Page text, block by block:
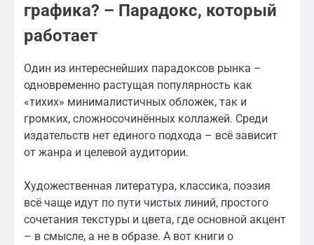
графика? – Парадокс, который
работает
Один из интереснейших парадоксов рынка –
одновременно растущая популярность как
«тихих» минималистичных обложек, так и
громких, сложносочинённых коллажей. Среди
издательств нет единого подхода – всё зависит
от жанра и целевой аудитории.
Художественная литература, классика, поэзия
всё чаще идут по пути чистых линий, простого
сочетания текстуры и цвета, где основной акцент
– в смысле, а не в образе. А вот книги о